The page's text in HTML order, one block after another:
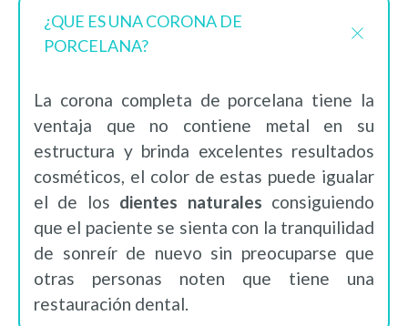
¿QUE ES UNA CORONA DE
PORCELANA?
La corona completa de porcelana tiene la
ventaja que no contiene metal en su
estructura y brinda excelentes resultados
cosméticos, el color de estas puede igualar
el de los dientes naturales consiguiendo
que el paciente se sienta con la tranquilidad
de sonreír de nuevo sin preocuparse que
otras personas noten que tiene una
restauración dental.